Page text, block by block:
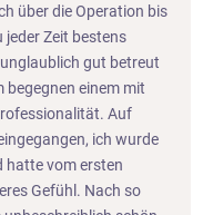
mir einige Beispiele
dann mein OP
OP vergangen und ich
Arbeit und seinem
Ergebnis
sehr unangenehm,
keine Schmerzen. Ich
Was ich